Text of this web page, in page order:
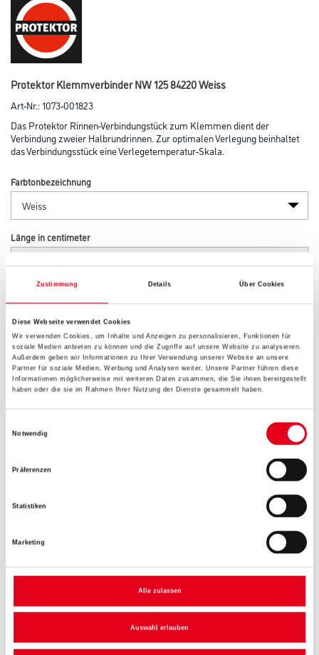
Zustimmung Details Über Cookies
Diese Webseite verwendet Cookies
Wir verwenden Cookies, um Inhalte und Anzeigen zu personalisieren, Funktionen für
soziale Medien anbieten zu können und die Zugriffe auf unsere Website zu analysieren.
Außerdem geben wir Informationen zu Ihrer Verwendung unserer Website an unsere
Partner für soziale Medien, Werbung und Analysen weiter. Unsere Partner führen diese
Informationen möglicherweise mit weiteren Daten zusammen, die Sie ihnen bereitgestellt
haben oder die sie im Rahmen Ihrer Nutzung der Dienste gesammelt haben.
Notwendig
Präferenzen
Statistiken
Marketing
Alle zulassen
Auswahl erlauben
Protektor Klemmverbinder NW 125 84220 Weiss
Art-Nr.:1073-001823
Das Protektor Rinnen-Verbindungstück zum Klemmen dient der
Verbindung zweier Halbrundrinnen. Zur optimalen Verlegung beinhaltet
das Verbindungsstück eine Verlegetemperatur-Skala.
Farbtonbezeichnung
Länge in centimeter
Breite in centimeter
Höhe in centimeter